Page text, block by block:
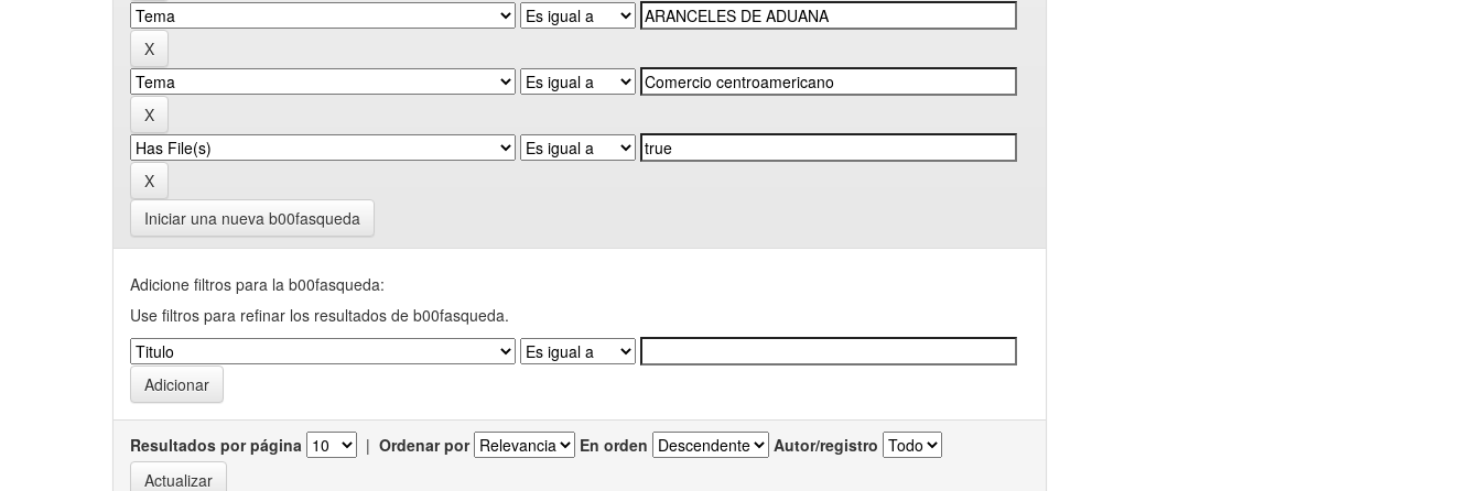
Iniciar una nueva b00fasqueda
Adicione filtros para la b00fasqueda:
Use filtros para refinar los resultados de b00fasqueda.
Resultados por página | Ordenar por En orden Autor/registro